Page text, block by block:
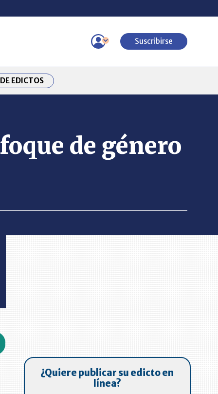
Suscribirse
EDICTOS
de género
¿Quiere publicar su edicto en
línea?